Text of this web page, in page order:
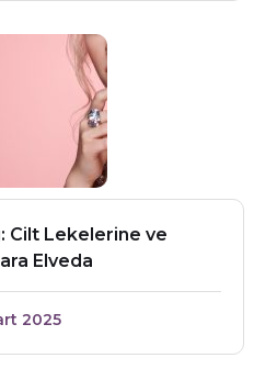
Cilt Lekelerine ve
Elveda
2025